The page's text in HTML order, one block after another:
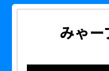
みゃー